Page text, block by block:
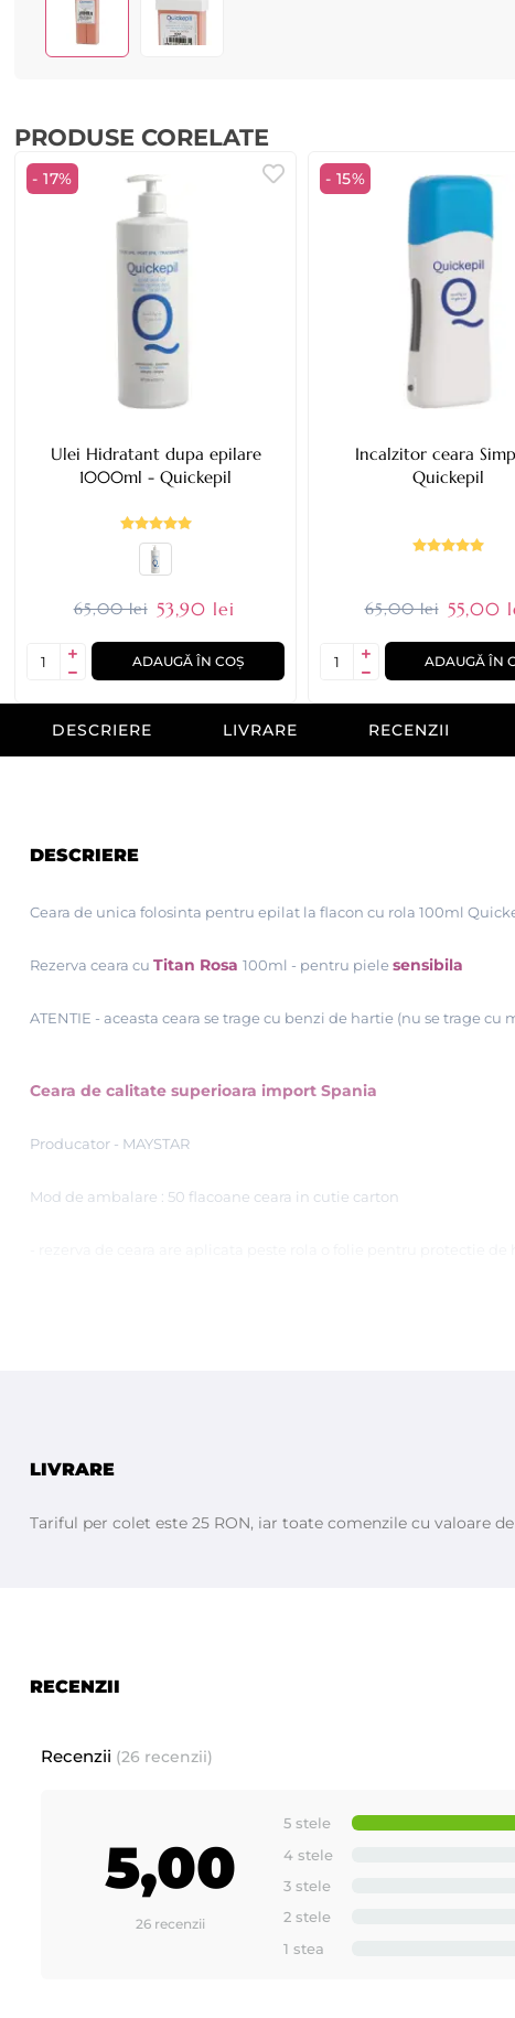
PRODUSE CORELATE
- 17%
Ulei Hidratant dupa epilare
1000ml - Quickepil
65,00 lei 53,90 lei
ADAUGĂ ÎN COȘ
- 15%
Incalzitor ceara
Quickepil
65,00 lei 55,00
ADAUGĂ ÎN
DESCRIERE LIVRARE RECENZII
DESCRIERE
Ceara de unica folosinta pentru epilat la flacon cu rola 100ml
Rezerva ceara cu Titan Rosa 100ml - pentru pielesensibila
ATENTIE - aceasta ceara se trage cu benzi de hartie (nu se trage cu
Ceara de calitate superioara import Spania
Producator - MAYSTAR
Mod de ambalare : 50 flacoane ceara in cutie carton
Lucrati cu cei mai buni ! Urmariti acum toate tutorialele si
Turorial epilare cu ceara la rezerve de unica folosinta,
LIVRARE
Tariful per colet este 25 RON, iar toate comenzile cu valoare
RECENZII
Recenzii (26 recenzii)
5,00
26 recenzii
5 stele
4 stele
3 stele
2 stele
1 stea